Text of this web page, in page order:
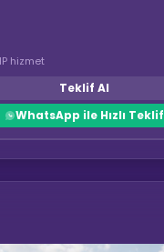
hizmet
Teklif Al
WhatsApp ile Hızlı Teklif